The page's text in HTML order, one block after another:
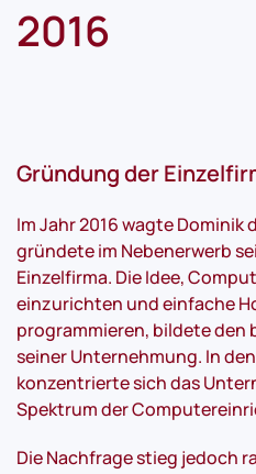
2016
Gründung der
Im Jahr 2016 wagte
gründete im Nebenerwerb
Einzelfirma. Die Idee,
einzurichten und einfache
programmieren, bildete den
seiner Unternehmung. In
konzentrierte sich das
Spektrum der
Die Nachfrage stieg jedoch